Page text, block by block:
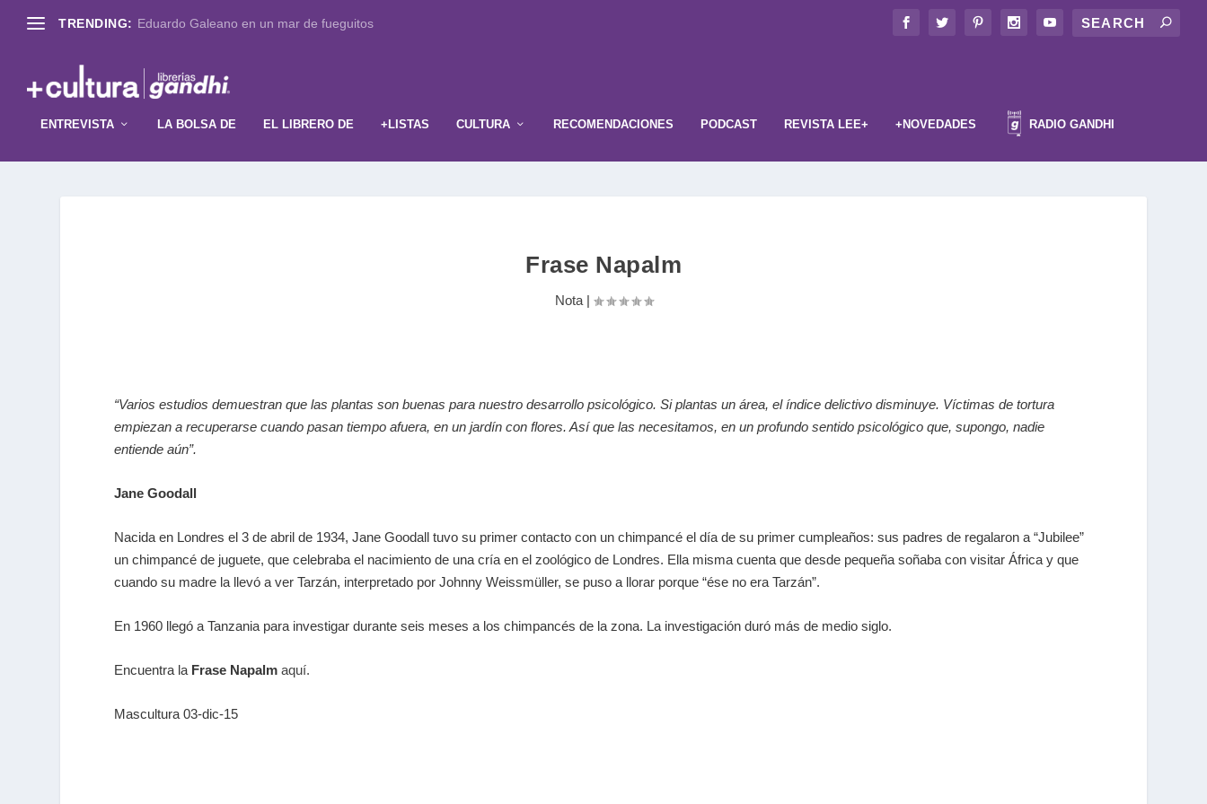
TRENDING: Eduardo Galeano en un mar de fueguitos
ENTREVISTA LA BOLSA DE EL LIBRERO DE +LISTAS CULTURA RECOMENDACIONES PODCAST REVISTA LEE+ +NOVEDADES RADIO GANDHI
Frase Napalm
Nota|
“Varios estudios demuestran que las plantas son buenas para nuestro desarrollo psicológico. Si plantas un área, el índice delictivo disminuye. Víctimas de tortura
empiezan a recuperarse cuando pasan tiempo afuera, en un jardín con flores. Así que las necesitamos, en un profundo sentido psicológico que, supongo, nadie
entiende aún”.
Jane Goodall
Nacida en Londres el 3 de abril de 1934, Jane Goodall tuvo su primer contacto con un chimpancé el día de su primer cumpleaños: sus padres de regalaron a “Jubilee”
un chimpancé de juguete, que celebraba el nacimiento de una cría en el zoológico de Londres. Ella misma cuenta que desde pequeña soñaba con visitar África y que
cuando su madre la llevó a ver Tarzán, interpretado por Johnny Weissmüller, se puso a llorar porque “ése no era Tarzán”.
En 1960 llegó a Tanzania para investigar durante seis meses a los chimpancés de la zona. La investigación duró más de medio siglo.
Encuentra la Frase Napalm aquí.
Mascultura 03-dic-15